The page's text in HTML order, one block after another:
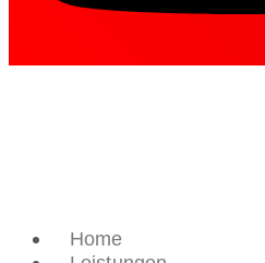
Home